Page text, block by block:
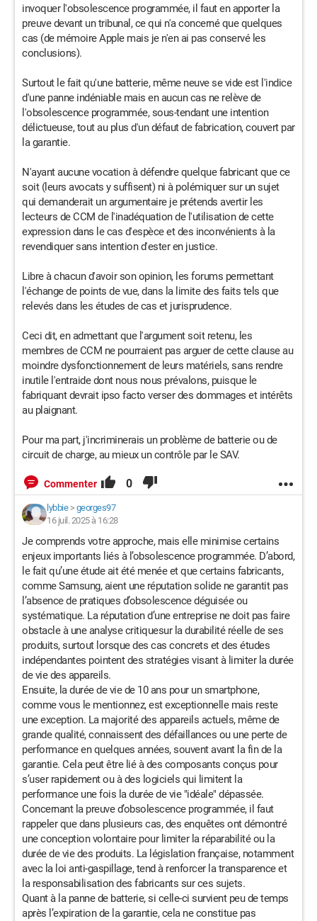
invoquer l'obsolescence programmée, il faut en apporter la
preuve devant un tribunal, ce qui n'a concerné que quelques
cas (de mémoire Apple mais je n'en ai pas conservé les
conclusions).
Surtout le fait qu'une batterie, même neuve se vide est l'indice
d'une panne indéniable mais en aucun cas ne relève de
l'obsolescence programmée, sous-tendant une intention
délictueuse, tout au plus d'un défaut de fabrication, couvert par
la garantie.
N'ayant aucune vocation à défendre quelque fabricant que ce
soit (leurs avocats y suffisent) ni à polémiquer sur un sujet
qui demanderait un argumentaire je prétends avertir les
lecteurs de CCM de l'inadéquation de l'utilisation de cette
expression dans le cas d'espèce et des inconvénients à la
revendiquer sans intention d'ester en justice.
Libre à chacun d'avoir son opinion, les forums permettant
l'échange de points de vue, dans la limite des faits tels que
relevés dans les études de cas et jurisprudence.
Ceci dit, en admettant que l'argument soit retenu, les
membres de CCM ne pourraient pas arguer de cette clause au
moindre dysfonctionnement de leurs matériels, sans rendre
inutile l'entraide dont nous nous prévalons, puisque le
fabriquant devrait ipso facto verser des dommages et intérêts
au plaignant.
Pour ma part, j'incriminerais un problème de batterie ou de
circuit de charge, au mieux un contrôle par le SAV.
Commenter 0
lybbie> georges97
16 juil. 2025 à 16:28
Je comprends votre approche, mais elle minimise certains
enjeux importants liés à l’obsolescence programmée. D’abord,
le fait qu’une étude ait été menée et que certains fabricants,
comme Samsung, aient une réputation solide ne garantit pas
l’absence de pratiques d’obsolescence déguisée ou
systématique. La réputation d’une entreprise ne doit pas faire
obstacle à une analyse critiquesur la durabilité réelle de ses
produits, surtout lorsque des cas concrets et des études
indépendantes pointent des stratégies visant à limiter la durée
de vie des appareils.
Ensuite, la durée de vie de 10 ans pour un smartphone,
comme vous le mentionnez, est exceptionnelle mais reste
une exception. La majorité des appareils actuels, même de
grande qualité, connaissent des défaillances ou une perte de
performance en quelques années, souvent avant la fin de la
garantie. Cela peut être lié à des composants conçus pour
s’user rapidement ou à des logiciels qui limitent la
performance une fois la durée de vie "idéale" dépassée.
Concernant la preuve d’obsolescence programmée, il faut
rappeler que dans plusieurs cas, des enquêtes ont démontré
une conception volontaire pour limiter la réparabilité ou la
durée de vie des produits. La législation française, notamment
avec la loi anti-gaspillage, tend à renforcer la transparence et
la responsabilisation des fabricants sur ces sujets.
Quant à la panne de batterie, si celle-ci survient peu de temps
après l’expiration de la garantie, cela ne constitue pas